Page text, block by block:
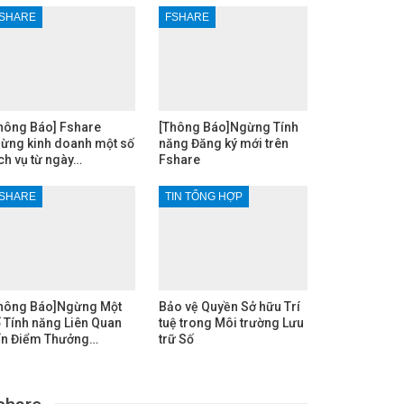
Báo] Fshare
kinh doanh một số
vụ từ ngày…
FSHARE
[Thông Báo]Ngừng Tính
năng Đăng ký mới trên
Fshare
Báo]Ngừng Một
Tính năng Liên Quan
Điểm Thưởng…
TIN TỔNG HỢP
Bảo vệ Quyền Sở hữu Trí
tuệ trong Môi trường Lưu
trữ Số